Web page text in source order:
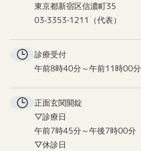
東京都新宿区信濃町35
03-3353-1211（代表）
診療受付
午前8時40分～午前11時00分
正面玄関開錠
▽診療日
午前7時45分～午後7時00分
▽休診日